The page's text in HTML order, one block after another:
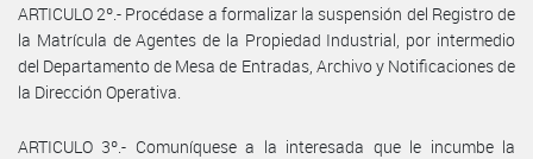
ARTICULO 2º.- Procédase a formalizar la suspensión del Registro de
la Matrícula de Agentes de la Propiedad Industrial, por intermedio
del Departamento de Mesa de Entradas, Archivo y Notificaciones de
la Dirección Operativa.
ARTICULO 3º.- Comuníquese a la interesada que le incumbe la